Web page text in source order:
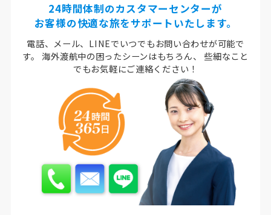
24時間体制のカスタマーセンターが
お客様の快適な旅をサポートいたします。
電話、メール、LINEでいつでもお問い合わせが可能で
す。
海外渡航中の困ったシーンはもちろん、
些細なこと
でもお気軽にご連絡ください！